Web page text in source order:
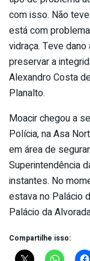
com isso. Não
está com
vidraça. Teve
preservar a
Alexandro Costa
Planalto.
Moacir chegou a
Polícia, na Asa
em área de
Superintendência
instantes. No
estava no Palácio
Palácio da
Compartilhe isso: